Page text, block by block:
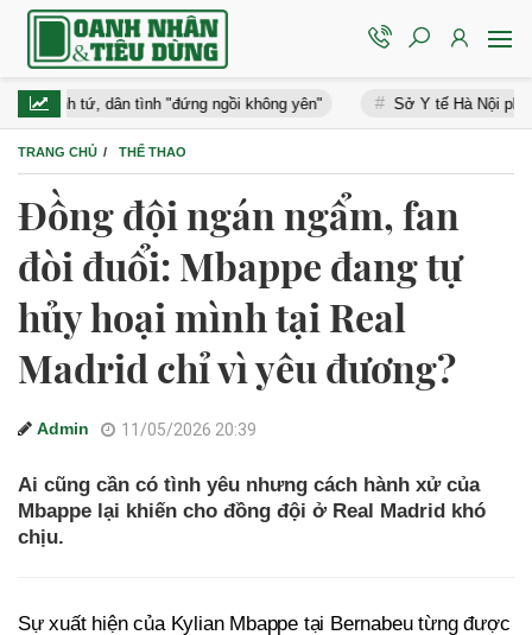
tứ, dân tình "đứng ngồi không yên" Sở Y tế Hà Nội phát cảnh
TRANG CHỦ THỂ THAO
Đồng đội ngán ngẩm, fan
đòi đuổi: Mbappe đang tự
hủy hoại mình tại Real
Madrid chỉ vì yêu đương?
Admin 11/05/2026 20:39
Ai cũng cần có tình yêu nhưng cách hành xử của
Mbappe lại khiến cho đồng đội ở Real Madrid khó
chịu.
Sự xuất hiện của Kylian Mbappe tại Bernabeu từng được